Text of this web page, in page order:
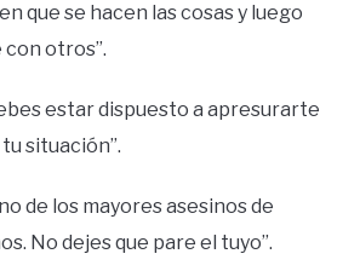
que se hacen las cosas y luego
otros”.
estar dispuesto a apresurarte
situación”.
de los mayores asesinos de
No dejes que pare el tuyo”.